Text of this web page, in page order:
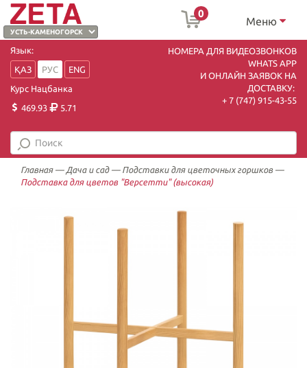
0
Меню
Язык:
ҚАЗ
РУС
ENG
Курс Нацбанка
469.93
5.71
НОМЕРА ДЛЯ ВИДЕОЗВОНКОВ
WHATS APP
И ОНЛАЙН ЗАЯВОК НА
ДОСТАВКУ:
+ 7 (747) 915-43-55
Главная— Дача и сад— Подставки для цветочных горшков —
Подставка для цветов "Версетти" (высокая)